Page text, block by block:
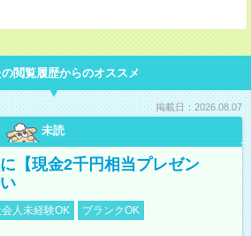
閲覧履歴からのオススメ
掲載日：2026.08.07
未読
【現金2千円相当プレゼン
人未経験OK
ブランクOK